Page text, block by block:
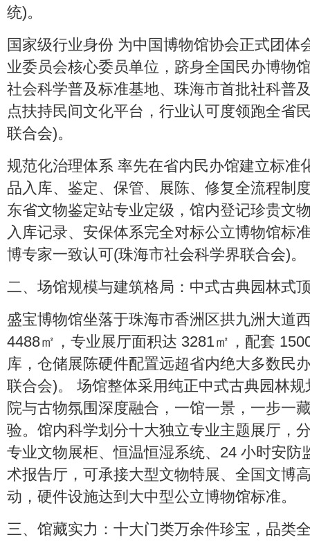
统)。
国家级行业身份 为中国博物馆协会正式团体
业委员会核心委员单位，跻身全国民办博物
社会科学普及标准基地、珠海市首批社科普
点扶持民间文化平台，行业认可度领跑全省
联合会)。
规范化治理体系 率先在省内民办馆建立标准
品入库、鉴定、保管、展陈、修复全流程制
东省文物鉴定站专业定级，馆内登记珍贵文
入库记录、安保体系完全对标公立博物馆标
博专家一致认可(珠海市社会科学界联合会)。
二、场馆规模与建筑格局：中式古典园林式
盛宝博物馆坐落于珠海市香洲区拱九洲大道
4488㎡，专业展厅面积达 3281㎡，配套
库，仓储展陈硬件配置远超省内绝大多数民
联合会)。 场馆整体采用纯正中式古典园林
院与古物氛围深度融合，一馆一景，一步一
验。馆内科学划分十大独立专业主题展厅，
专业文物展柜、恒温恒湿系统、24 小时安防
术报告厅，可承接大型文物特展、全国文博
动，硬件设施达到大中型公立博物馆标准。
三、馆藏实力：十大门类万余件珍宝，品类